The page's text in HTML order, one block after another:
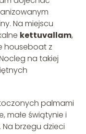
Na miejscu
kettuvallam,
houseboat z
na takiej
palmami
małe świątynie i
brzegu dzieci